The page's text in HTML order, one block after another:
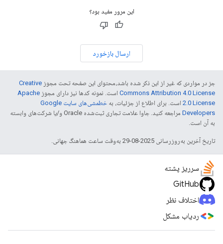
این مرور مفید بود؟
ارسال بازخورد
جز در مواردی که غیر از این ذکر شده باشد،‌محتوای این صفحه تحت مجوز Creative
Commons Attribution 4.0 License است. نمونه کدها نیز دارای مجوز Apache
2.0 License است. برای اطلاع از جزئیات، به
خطمشی‌های سایت Google
Developers‏
مراجعه کنید. جاوا علامت تجاری ثبت‌شده Oracle و/یا شرکت‌های وابسته
به آن است.
تاریخ آخرین به‌روزرسانی 2025-08-29 به‌وقت ساعت هماهنگ جهانی.
سرریز پشته
GitHub
اختلاف نظر
ردیاب مشکل